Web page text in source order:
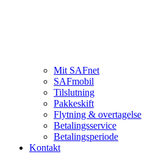
Mit SAFnet
SAFmobil
Tilslutning
Pakkeskift
Flytning & overtagelse
Betalingsservice
Betalingsperiode
Kontakt